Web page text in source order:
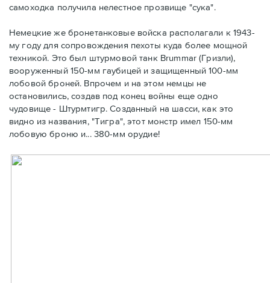
самоходка получила нелестное прозвище "сука".
Немецкие же бронетанковые войска располагали к 1943-
му году для сопровождения пехоты куда более мощной
техникой. Это был штурмовой танк Brummar (Гризли),
вооруженный 150-мм гаубицей и защищенный 100-мм
лобовой броней. Впрочем и на этом немцы не
остановились, создав под конец войны еще одно
чудовище - Штурмтигр. Созданный на шасси, как это
видно из названия, "Тигра", этот монстр имел 150-мм
лобовую броню и... 380-мм орудие!